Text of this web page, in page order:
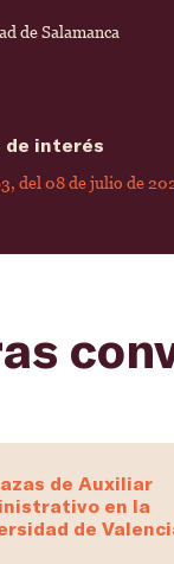
de Salamanca
de interés
del 08 de julio de
de Auxiliar
en la
de